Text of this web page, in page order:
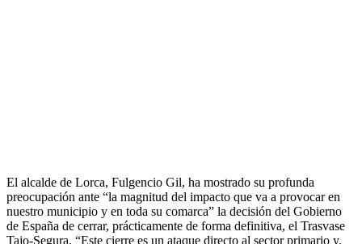
El alcalde de Lorca, Fulgencio Gil, ha mostrado su profunda
preocupación ante “la magnitud del impacto que va a provocar en
nuestro municipio y en toda su comarca” la decisión del Gobierno
de España de cerrar, prácticamente de forma definitiva, el Trasvase
Tajo-Segura. “Este cierre es un ataque directo al sector primario y,